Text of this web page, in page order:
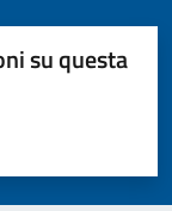
su questa